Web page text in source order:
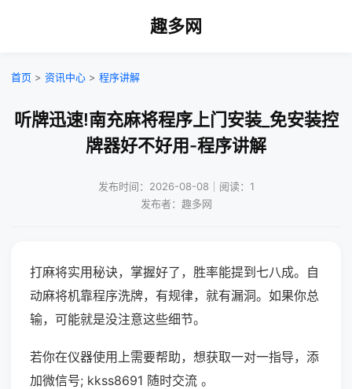
趣多网
首页 > 资讯中心 > 程序讲解
听牌迅速!南充麻将程序上门安装_免安装控
牌器好不好用-程序讲解
发布时间：2026-08-08｜阅读：1
发布者：趣多网
打麻将实用秘诀，掌握好了，胜率能提到七八成。自
动麻将机靠程序洗牌，有规律，就有漏洞。如果你总
输，可能就是没注意这些细节。
若你在仪器使用上需要帮助，想获取一对一指导，添
加微信号; kkss8691 随时交流 。